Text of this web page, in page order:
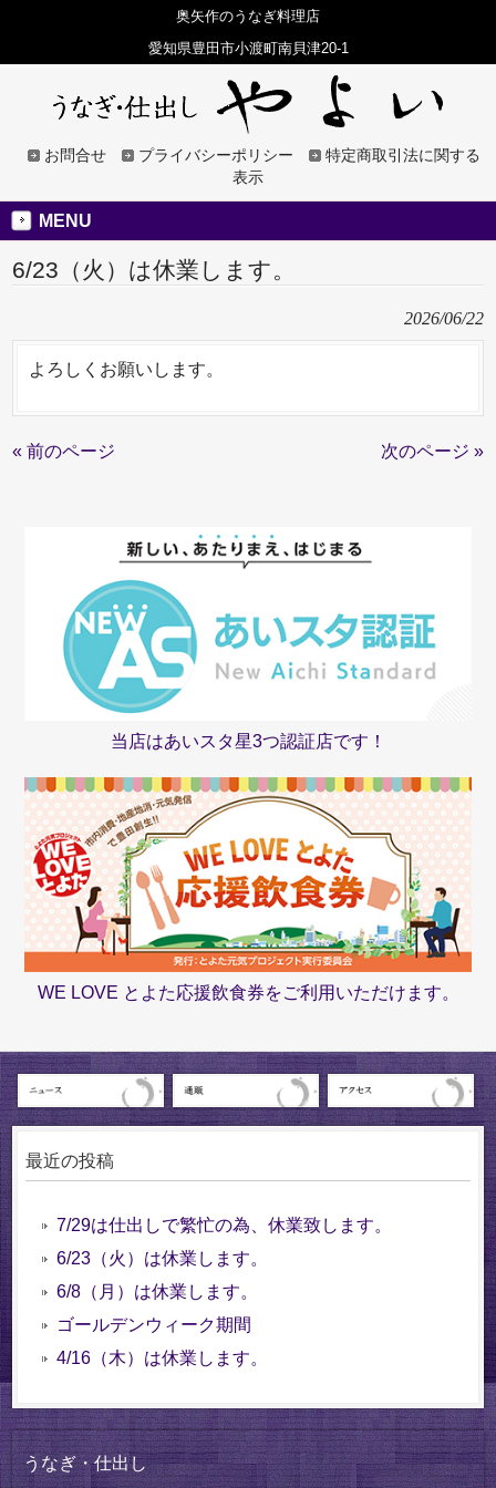
奥矢作のうなぎ料理店
愛知県豊田市小渡町南貝津20-1
お問合せ プライバシーポリシー
特定商取引法に関する
表示
MENU
6/23（火）は休業します。
2026/06/22
よろしくお願いします。
« 前のページ 次のページ »
当店はあいスタ星3つ認証店です！
WE LOVE とよた応援飲食券をご利用いただけます。
最近の投稿
7/29は仕出しで繁忙の為、休業致します。
6/23（火）は休業します。
6/8（月）は休業します。
ゴールデンウィーク期間
4/16（木）は休業します。
うなぎ・仕出し